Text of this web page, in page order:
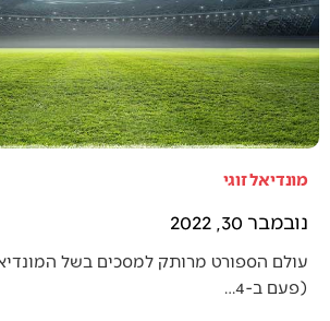
מונדיאל זוגי
נובמבר 30, 2022
עולם הספורט מרותק למסכים בשל
(פעם ב-4…